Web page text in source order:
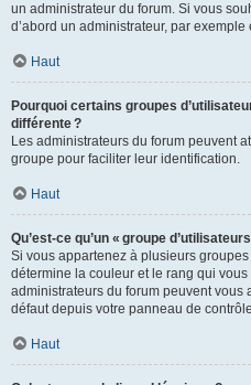
un administrateur du forum. Si vous
d’abord un administrateur, par
Haut
Pourquoi certains groupes
différente ?
Les administrateurs du forum peuvent
groupe pour faciliter leur identification.
Haut
Qu’est-ce qu’un « groupe
Si vous appartenez à plusieurs
détermine la couleur et le rang qui
administrateurs du forum peuvent vous
défaut depuis votre panneau de
Haut